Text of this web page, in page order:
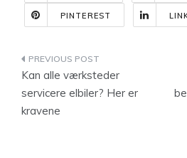
PINTEREST
Indlægsnavigation
Kan alle værksteder
servicere elbiler? Her er
kravene